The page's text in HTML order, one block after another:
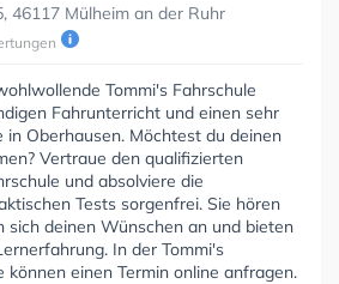
46117 Mülheim an der Ruhr
Tommi's Fahrschule
Fahrunterricht und einen sehr
in Oberhausen. Möchtest du deinen
Vertraue den qualifizierten
und absolviere die
Tests sorgenfrei. Sie hören
sich deinen Wünschen an und bieten
In der Tommi's
können einen Termin online anfragen.